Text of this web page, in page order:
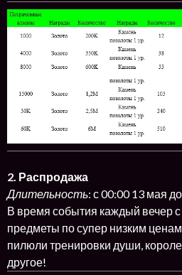
2. Распродажа
Длительность: с 00:00 13 мая
В время события каждый вечер
предметы по супер низким
пилюли тренировки души,
другое!